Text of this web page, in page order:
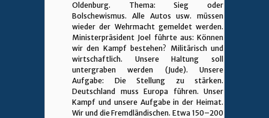
Oldenburg. Thema: Sieg oder
Bolschewismus. Alle Autos usw. müssen
wieder der Wehrmacht gemeldet werden.
Ministerpräsident Joel führte aus: Können
wir den Kampf bestehen? Militärisch und
wirtschaftlich. Unsere Haltung soll
untergraben werden (Jude). Unsere
Aufgabe: Die Stellung zu stärken.
Deutschland muss Europa führen. Unser
Kampf und unsere Aufgabe in der Heimat.
Wir und die Fremdländischen. Etwa 150–200